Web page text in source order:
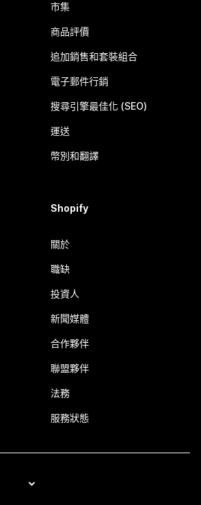
市集
商品評價
追加銷售和套裝組合
電子郵件行銷
搜尋引擎最佳化 (SEO)
運送
幣別和翻譯
Shopify
關於
職缺
投資人
新聞媒體
合作夥伴
聯盟夥伴
法務
服務狀態